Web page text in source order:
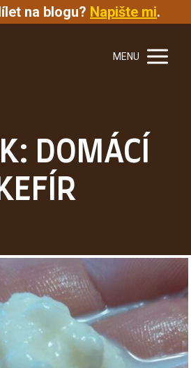
na blogu? Napište mi.
MENU
DOMÁCÍ
KEFÍR